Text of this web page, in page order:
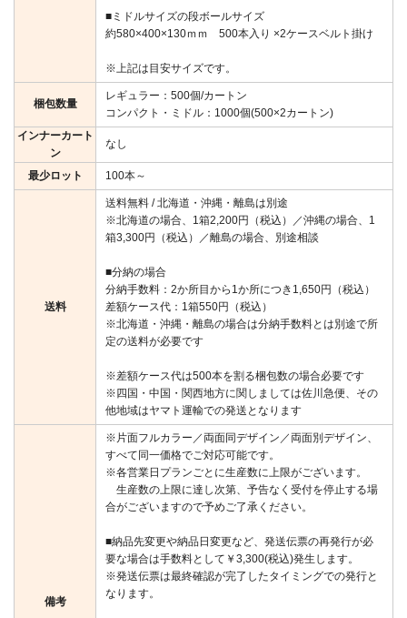
■ミドルサイズの段ボールサイズ
約580×400×130ｍｍ 500本入り ×2ケースベルト掛け
※上記は目安サイズです。
梱包数量
レギュラー：500個/カートン
コンパクト・ミドル：1000個(500×2カートン)
インナーカート
ン
なし
最少ロット 100本～
送料
送料無料 / 北海道・沖縄・離島は別途
※北海道の場合、1箱2,200円（税込）／沖縄の場合、1
箱3,300円（税込）／離島の場合、別途相談
■分納の場合
分納手数料：2か所目から1か所につき1,650円（税込）
差額ケース代：1箱550円（税込）
※北海道・沖縄・離島の場合は分納手数料とは別途で所
定の送料が必要です
※差額ケース代は500本を割る梱包数の場合必要です
※四国・中国・関西地方に関しましては佐川急便、その
他地域はヤマト運輸での発送となります
備考
※片面フルカラー／両面同デザイン／両面別デザイン、
すべて同一価格でご対応可能です。
※各営業日プランごとに生産数に上限がございます。
生産数の上限に達し次第、予告なく受付を停止する場
合がございますので予めご了承ください。
■納品先変更や納品日変更など、発送伝票の再発行が必
要な場合は手数料として￥3,300(税込)発生します。
※発送伝票は最終確認が完了したタイミングでの発行と
なります。